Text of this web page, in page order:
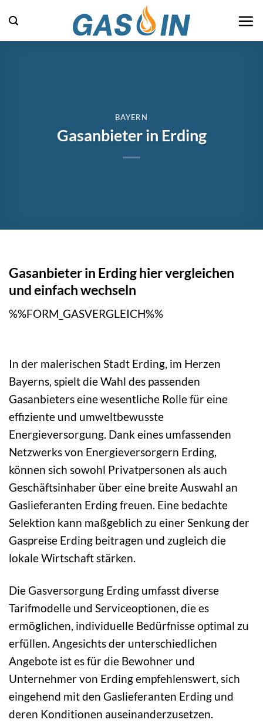
Inhalt
springen
BAYERN
Gasanbieter in Erding
Gasanbieter in Erding hier vergleichen
und einfach wechseln
%%FORM_GASVERGLEICH%%
In der malerischen Stadt Erding, im Herzen
Bayerns, spielt die Wahl des passenden
Gasanbieters eine wesentliche Rolle für eine
effiziente und umweltbewusste
Energieversorgung. Dank eines umfassenden
Netzwerks von Energieversorgern Erding,
können sich sowohl Privatpersonen als auch
Geschäftsinhaber über eine breite Auswahl an
Gaslieferanten Erding freuen. Eine bedachte
Selektion kann maßgeblich zu einer Senkung der
Gaspreise Erding beitragen und zugleich die
lokale Wirtschaft stärken.
Die Gasversorgung Erding umfasst diverse
Tarifmodelle und Serviceoptionen, die es
ermöglichen, individuelle Bedürfnisse optimal zu
erfüllen. Angesichts der unterschiedlichen
Angebote ist es für die Bewohner und
Unternehmer von Erding empfehlenswert, sich
eingehend mit den Gaslieferanten Erding und
deren Konditionen auseinanderzusetzen.